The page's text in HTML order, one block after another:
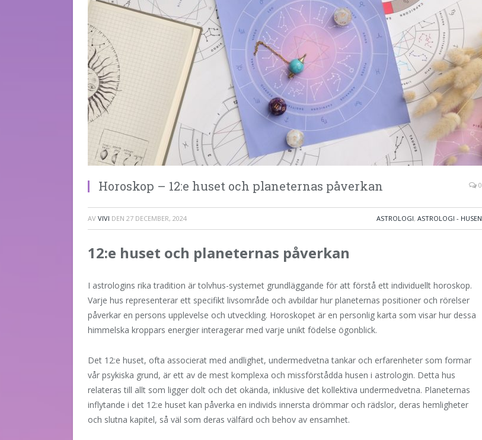
Horoskop – 12:e huset och planeternas påverkan 0
AV VIVI DEN 27 DECEMBER, 2024 ASTROLOGI,ASTROLOGI - HUSEN
12:e huset och planeternas påverkan
I astrologins rika tradition är tolvhus-systemet grundläggande för att förstå ett individuellt horoskop.
Varje hus representerar ett specifikt livsområde och avbildar hur planeternas positioner och rörelser
påverkar en persons upplevelse och utveckling. Horoskopet är en personlig karta som visar hur dessa
himmelska kroppars energier interagerar med varje unikt födelse ögonblick.
Det 12:e huset, ofta associerat med andlighet, undermedvetna tankar och erfarenheter som formar
vår psykiska grund, är ett av de mest komplexa och missförstådda husen i astrologin. Detta hus
relateras till allt som ligger dolt och det okända, inklusive det kollektiva undermedvetna. Planeternas
inflytande i det 12:e huset kan påverka en individs innersta drömmar och rädslor, deras hemligheter
och slutna kapitel, så väl som deras välfärd och behov av ensamhet.